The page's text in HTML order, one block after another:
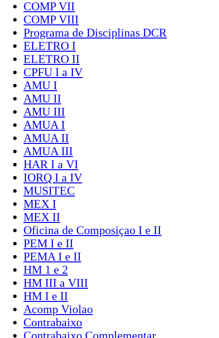
COMP VII
COMP VIII
Programa de Disciplinas DCR
ELETRO I
ELETRO II
CPFU I a IV
AMU I
AMU II
AMU III
AMUA I
AMUA II
AMUA III
HAR I a VI
IORQ I a IV
MUSITEC
MEX I
MEX II
Oficina de Composiçao I e II
PEM I e II
PEMA I e II
HM 1 e 2
HM III a VIII
HM I e II
Acomp Violao
Contrabaixo